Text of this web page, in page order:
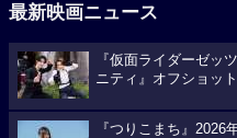
最新映画ニュース
『仮面ライダーゼッ
ニティ』オフショッ
『つりこまち』